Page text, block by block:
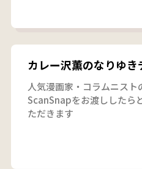
カレー沢薫のなりゆ
人気漫画家・コラムニスト
ScanSnapをお渡ししたら
ただきます